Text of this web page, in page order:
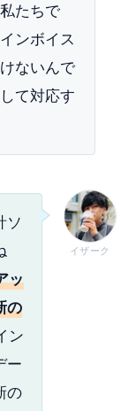
たちで
ンボイス
ないんで
て対応す
イザーク
ソ
ッ
の
ン
ー
の